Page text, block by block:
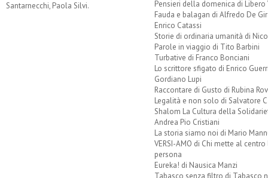
Santarnecchi, Paola Silvi.
Pensieri della domenica di Libero
Fauda e balagan di Alfredo De
Enrico Catassi
Storie di ordinaria umanità di
Parole in viaggio di Tito Barbini
Turbative di Franco Bonciani
Lo scrittore sfigato di Enrico
Gordiano Lupi
Raccontare di Gusto di Rubina
Legalità e non solo di Salvatore
Shalom La Cultura della
Andrea Pio Cristiani
La storia siamo noi di Mario
VERSI-AMO di Chi mette al centro
persona
Eureka! di Nausica Manzi
Tabasco senza filtro di Tabasco